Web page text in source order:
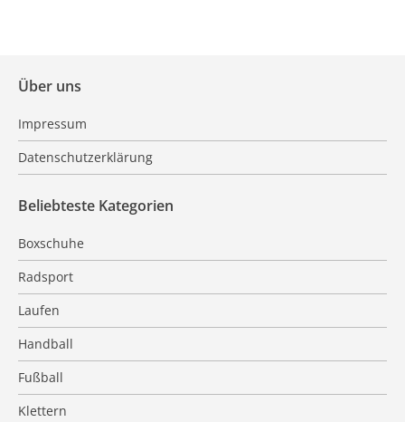
Über uns
Impressum
Datenschutzerklärung
Beliebteste Kategorien
Boxschuhe
Radsport
Laufen
Handball
Fußball
Klettern